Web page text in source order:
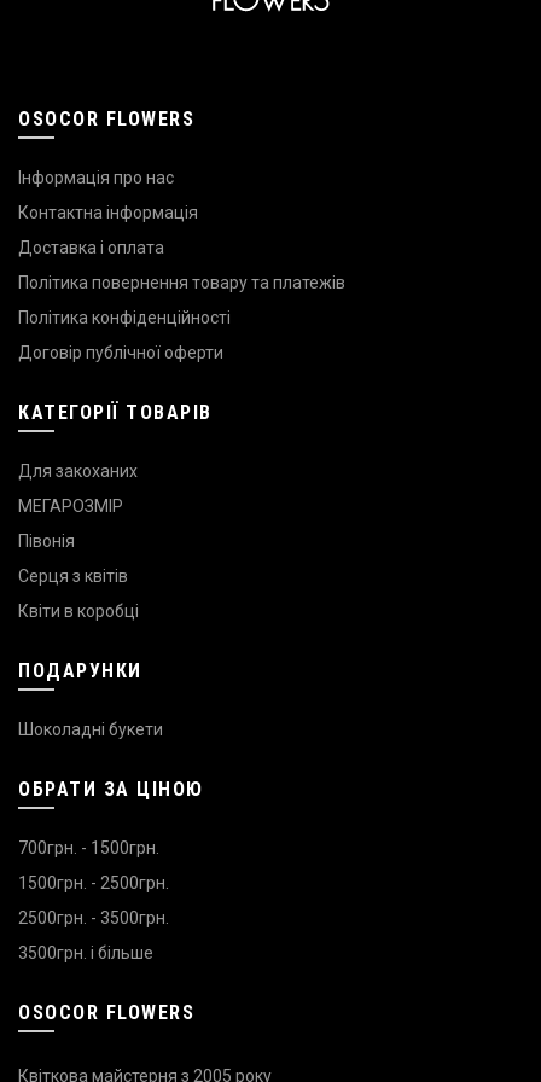
OSOCOR FLOWERS
Інформація про нас
Контактна інформація
Доставка і оплата
Політика повернення товару та платежів
Політика конфіденційності
Договір публічної оферти
КАТЕГОРІЇ ТОВАРІВ
Для закоханих
МЕГАРОЗМІР
Півонія
Серця з квітів
Квіти в коробці
ПОДАРУНКИ
Шоколадні букети
ОБРАТИ ЗА ЦІНОЮ
700грн. - 1500грн.
1500грн. - 2500грн.
2500грн. - 3500грн.
3500грн. і більше
OSOCOR FLOWERS
Квіткова майстерня з 2005 року